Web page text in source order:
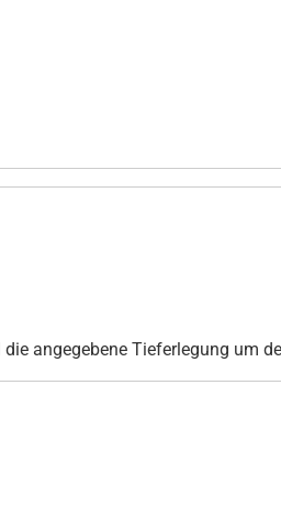
angegebene Tieferlegung um